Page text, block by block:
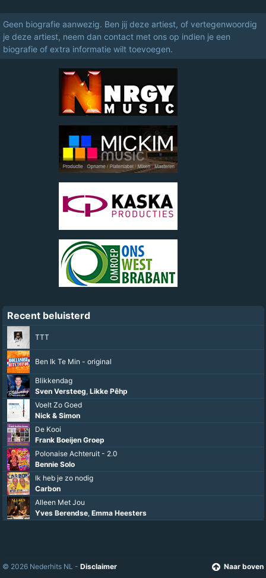
Geen biografie aanwezig. Ben jij deze artiest, of vertegenwoordig
je deze artiest, neem dan contact met ons op indien je een
biografie of extra informatie wilt toevoegen.
Recent beluisterd
TTT
Ben Ik Te Min - original
Blikkendag
Sven Versteeg, Likke Pêhp
Voelt Zo Goed
Nick & Simon
De Kooi
Frank Boeijen Groep
Polonaise Achteruit - 2.0
Bennie Solo
Ik heb je zo nodig
Carbon
Alleen Met Jou
Yves Berendse, Emma Heesters
Naar boven
© 2026 Nederhits NL - Disclaimer